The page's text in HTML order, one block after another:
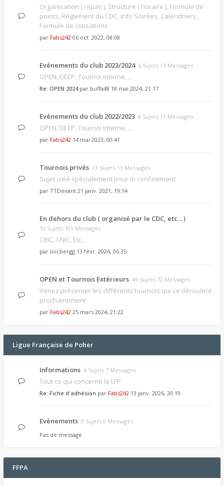
Organisation ( repas ), Structure ( horaire ), Formule de
points, Règlement du CDC, Info Soirées, Calendriers,
Formule de cotisations
par Fabs242 06 oct. 2022, 08:08
Evénements du club 2023/2024 6 Sujets 13 Messages
OPEN, DEEP, Tournoi Interne, ...
Re: OPEN 2024par buffa48 18 mai 2024, 21:17
Evénements du club 2022/2023 8 Sujets 11 Messages
OPEN, DEEP, Tournoi Interne, ...
par Fabs242 14 mai 2023, 00:41
Tournois privés 13 Sujets 13 Messages
Sujet créé spécialement pour le confinement
par TTDevant 21 janv. 2021, 19:14
En dehors du club ( organisé par le CDC, etc... )
10 Sujets 101 Messages
CRIC, CNIC, Etc..
par loïcbergg 13 févr. 2024, 06:35
OPEN et Tournois Extérieurs 46 Sujets 72 Messages
Venez présenter les différents tournois qui se déroulent
prochainement
par Fabs242 25 mars 2024, 21:22
Ligue Française de Poher
Informations 4 Sujets 7 Messages
Tout ce qui concerne la LFP
Re: Fiche d'adhésion par Fabs242 13 janv. 2026, 20:19
Evènements 0 Sujets 0 Messages
Pas de message
FFPA